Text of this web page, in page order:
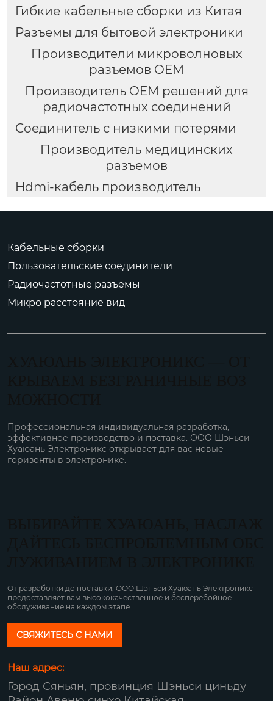
Гибкие кабельные сборки из Китая
Разъемы для бытовой электроники
Производители микроволновых
разъемов OEM
Производитель OEM решений для
радиочастотных соединений
Соединитель с низкими потерями
Производитель медицинских
разъемов
Hdmi-кабель производитель
Кабельные сборки
Пользовательские соединители
Радиочастотные разъемы
Микро расстояние вид
Профессиональная индивидуальная разработка,
эффективное производство и поставка. ООО Шэньси
Хуаюань Электроникс открывает для вас новые
горизонты в электронике.
От разработки до поставки, ООО Шэньси Хуаюань Электроникс
предоставляет вам высококачественное и бесперебойное
обслуживание на каждом этапе.
СВЯЖИТЕСЬ С НАМИ
Наш адрес:
Город Сяньян, провинция Шэньси циньду